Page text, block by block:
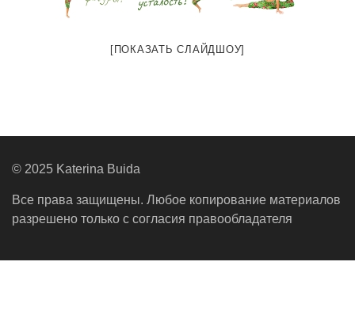
[ПОКАЗАТЬ СЛАЙДШОУ]
© 2025 Katerina Buida
Все права защищены. Любое копирование материалов
разрешено только с согласия правообладателя